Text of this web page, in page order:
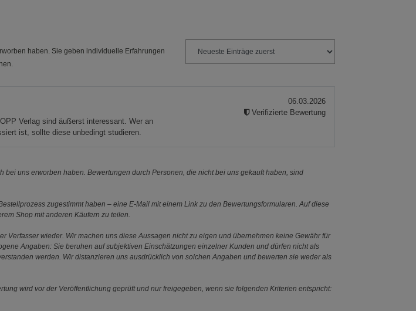
haben. Sie geben individuelle Erfahrungen
Verlag sind äußerst interessant. Wer an
ist, sollte diese unbedingt studieren.
06.03.2026
Verifizierte Bewertung
uns erworben haben. Bewertungen durch Personen, die nicht bei uns gekauft haben, sind
zugestimmt haben – eine E-Mail mit einem Link zu den Bewertungsformularen. Auf diese
Shop mit anderen Käufern zu teilen.
wieder. Wir machen uns diese Aussagen nicht zu eigen und übernehmen keine Gewähr für
Angaben: Sie beruhen auf subjektiven Einschätzungen einzelner Kunden und dürfen nicht als
werden. Wir distanzieren uns ausdrücklich von solchen Angaben und bewerten sie weder als
wird vor der Veröffentlichung geprüft und nur freigegeben, wenn sie folgenden Kriterien entspricht: